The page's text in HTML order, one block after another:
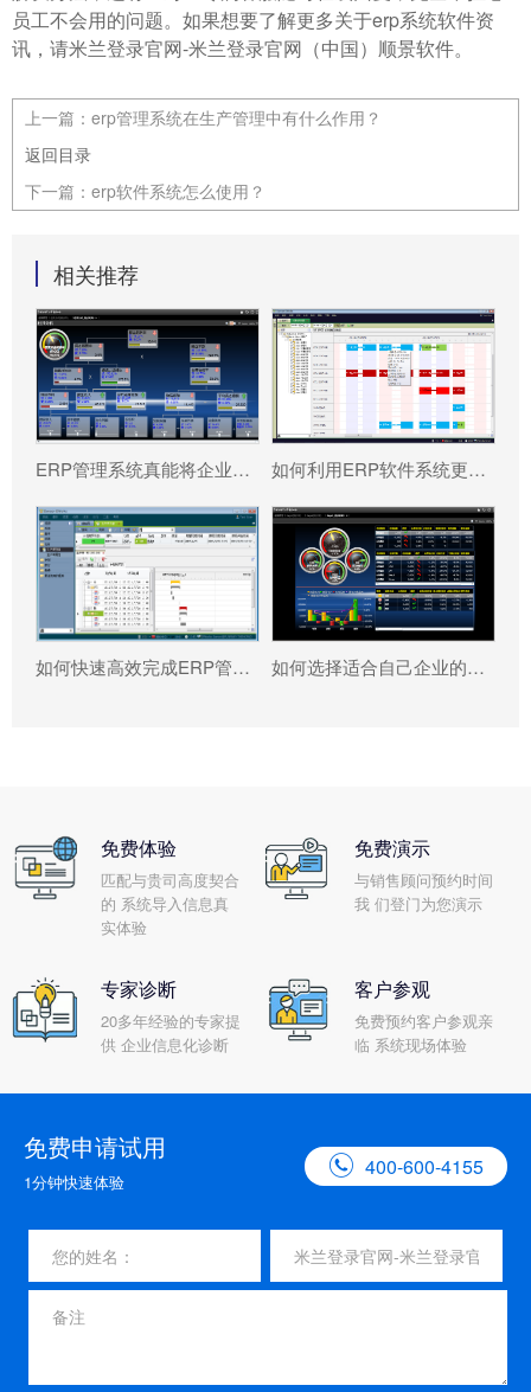
员工不会用的问题。如果想要了解更多关于erp系统软件资
讯，请米兰登录官网-米兰登录官网（中国）顺景软件。
上一篇： erp管理系统在生产管理中有什么作用？
返回目录
下一篇： erp软件系统怎么使用？
相关推荐
ERP管理系统真能将企业数据转化为可执行决策吗? 如何利用ERP软件系统更好提升企业运营效率?
如何快速高效完成ERP管理系统配置? 如何选择适合自己企业的ERP软件?
免费体验
匹配与贵司高度契合
的 系统导入信息真
实体验
免费演示
与销售顾问预约时间
我 们登门为您演示
专家诊断
20多年经验的专家提
供 企业信息化诊断
客户参观
免费预约客户参观亲
临 系统现场体验
免费申请试用
1分钟快速体验
 400-600-4155